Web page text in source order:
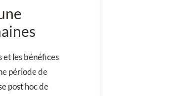
et les bénéfices
période de
post hoc de